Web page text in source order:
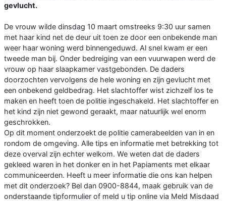
gevlucht.
De vrouw wilde dinsdag 10 maart omstreeks 9:30 uur samen
met haar kind net de deur uit toen ze door een onbekende man
weer haar woning werd binnengeduwd. Al snel kwam er een
tweede man bij. Onder bedreiging van een vuurwapen werd de
vrouw op haar slaapkamer vastgebonden. De daders
doorzochten vervolgens de hele woning en zijn gevlucht met
een onbekend geldbedrag. Het slachtoffer wist zichzelf los te
maken en heeft toen de politie ingeschakeld. Het slachtoffer en
het kind zijn niet gewond geraakt, maar natuurlijk wel enorm
geschrokken.
Op dit moment onderzoekt de politie camerabeelden van in en
rondom de omgeving. Alle tips en informatie met betrekking tot
deze overval zijn echter welkom. We weten dat de daders
gekleed waren in het donker en in het Papiaments met elkaar
communiceerden. Heeft u meer informatie die ons kan helpen
met dit onderzoek? Bel dan 0900-8844, maak gebruik van de
onderstaande tipformulier of meld u tip online via Meld Misdaad